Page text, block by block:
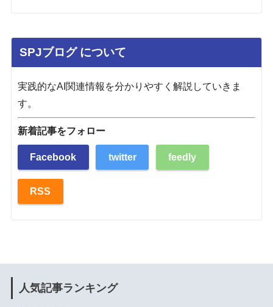
SPJブログ について
実践的なAI関連情報を分かりやすく解説していきま
す。
新着記事をフォロー
Facebook twitter feedly
RSS
人気記事ランキング